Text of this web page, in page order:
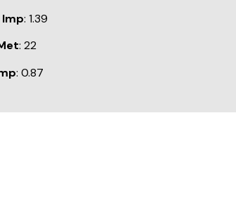
: 1.39
: 22
: 0.87